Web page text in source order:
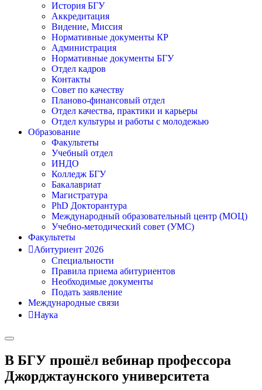
История БГУ
Аккредитация
Видение, Миссия
Нормативные документы КР
Администрация
Нормативные документы БГУ
Отдел кадров
Контакты
Совет по качеству
Планово-финансовый отдел
Отдел качества, практики и карьеры
Отдел культуры и работы с молодежью
Образование
Факультеты
Учебный отдел
ИНДО
Колледж БГУ
Бакалавриат
Магистратура
PhD Докторантура
Международный образовательный центр (МОЦ)
Учебно-методический совет (УМС)
Факультеты
Абитуриент 2026
Специальности
Правила приема абитуриентов
Необходимые документы
Подать заявление
Международные связи
Наука
В БГУ прошёл вебинар профессора
Джорджтаунского университета